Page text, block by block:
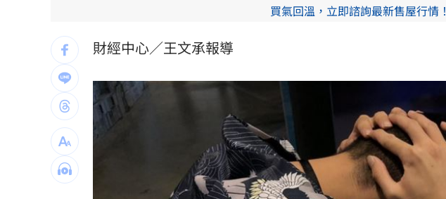
ALLDAY PROJECT太狂！LIVE實力震撼全場 20:55
顧立雄視導第三作戰區 慰勉參演官兵辛勞
放雙手騎車喊手麻！騎士遭打臉仍判罰 20:48
夢幻跨團合體！SUMMER ANJELS重現BP神曲 20:42
新／女大生伴兒屍6日聲押...法官裁定請回 20:39
我駐日內瓦處長遭爆惡行 外交部啟動調查 20:35
買氣回溫，立即諮詢最新售屋行情！
財經中心／王文承報導